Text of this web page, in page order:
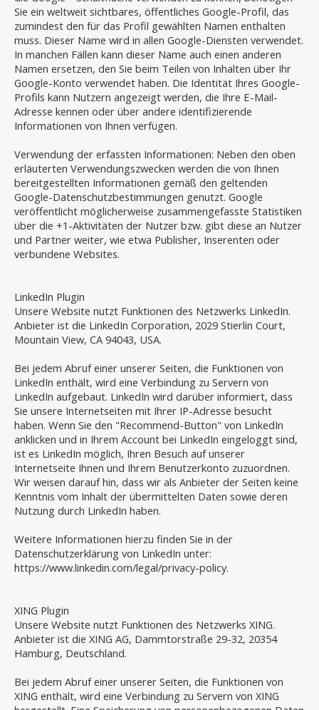
Sie ein weltweit sichtbares, öffentliches Google-Profil, das
zumindest den für das Profil gewählten Namen enthalten
muss. Dieser Name wird in allen Google-Diensten verwendet.
In manchen Fällen kann dieser Name auch einen anderen
Namen ersetzen, den Sie beim Teilen von Inhalten über Ihr
Google-Konto verwendet haben. Die Identität Ihres Google-
Profils kann Nutzern angezeigt werden, die Ihre E-Mail-
Adresse kennen oder über andere identifizierende
Informationen von Ihnen verfügen.
Verwendung der erfassten Informationen: Neben den oben
erläuterten Verwendungszwecken werden die von Ihnen
bereitgestellten Informationen gemäß den geltenden
Google-Datenschutzbestimmungen genutzt. Google
veröffentlicht möglicherweise zusammengefasste Statistiken
über die +1-Aktivitäten der Nutzer bzw. gibt diese an Nutzer
und Partner weiter, wie etwa Publisher, Inserenten oder
verbundene Websites.
LinkedIn Plugin
Unsere Website nutzt Funktionen des Netzwerks LinkedIn.
Anbieter ist die LinkedIn Corporation, 2029 Stierlin Court,
Mountain View, CA 94043, USA.
Bei jedem Abruf einer unserer Seiten, die Funktionen von
LinkedIn enthält, wird eine Verbindung zu Servern von
LinkedIn aufgebaut. LinkedIn wird darüber informiert, dass
Sie unsere Internetseiten mit Ihrer IP-Adresse besucht
haben. Wenn Sie den "Recommend-Button" von LinkedIn
anklicken und in Ihrem Account bei LinkedIn eingeloggt sind,
ist es LinkedIn möglich, Ihren Besuch auf unserer
Internetseite Ihnen und Ihrem Benutzerkonto zuzuordnen.
Wir weisen darauf hin, dass wir als Anbieter der Seiten keine
Kenntnis vom Inhalt der übermittelten Daten sowie deren
Nutzung durch LinkedIn haben.
Weitere Informationen hierzu finden Sie in der
Datenschutzerklärung von LinkedIn unter:
https://www.linkedin.com/legal/privacy-policy.
XING Plugin
Unsere Website nutzt Funktionen des Netzwerks XING.
Anbieter ist die XING AG, Dammtorstraße 29-32, 20354
Hamburg, Deutschland.
Bei jedem Abruf einer unserer Seiten, die Funktionen von
XING enthält, wird eine Verbindung zu Servern von XING